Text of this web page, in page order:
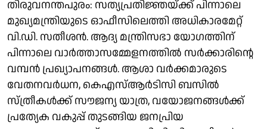
തിരുവനന്തപുരം: സത്യപ്രതിജ്ഞയ്ക്ക് പിന്നാലെ
മുഖ്യമന്ത്രിയുടെ ഓഫീസിലെത്തി അധികാരമേറ്റ്
വി.ഡി. സതീശൻ. ആദ്യ മന്ത്രിസഭാ യോഗത്തിന്
പിന്നാലെ വാർത്താസമ്മേളനത്തിൽ സർക്കാരിൻ്റെ
വമ്പൻ പ്രഖ്യാപനങ്ങൾ. ആശാ വർക്കമാരുടെ
വേതനവർധന, കെഎസ്ആർടിസി ബസിൽ
സ്ത്രീകൾക്ക് സൗജന്യ യാത്ര, വയോജനങ്ങൾക്ക്
പ്രത്യേക വകുപ്പ് തുടങ്ങിയ ജനപ്രിയ